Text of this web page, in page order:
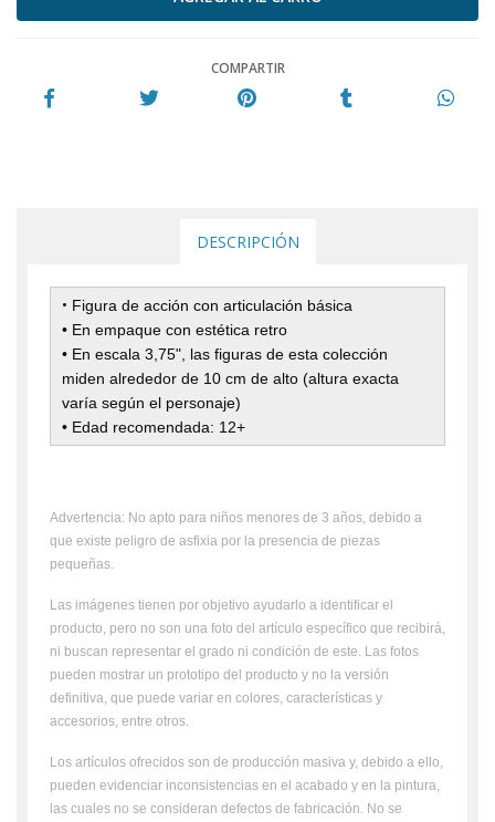
COMPARTIR
DESCRIPCIÓN
• Figura de acción con articulación básica
• En empaque con estética retro
• En escala 3,75", las figuras de esta colección
miden alrededor de 10 cm de alto (altura exacta
varía según el personaje)
• Edad recomendada: 12+
Advertencia: No apto para niños menores de 3 años, debido a
que existe peligro de asfixia por la presencia de piezas
pequeñas.
Las imágenes tienen por objetivo ayudarlo a identificar el
producto, pero no son una foto del artículo específico que recibirá,
ni buscan representar el grado ni condición de este. Las fotos
pueden mostrar un prototipo del producto y no la versión
definitiva, que puede variar en colores, características y
accesorios, entre otros.
Los artículos ofrecidos son de producción masiva y, debido a ello,
pueden evidenciar inconsistencias en el acabado y en la pintura,
las cuales no se consideran defectos de fabricación. No se